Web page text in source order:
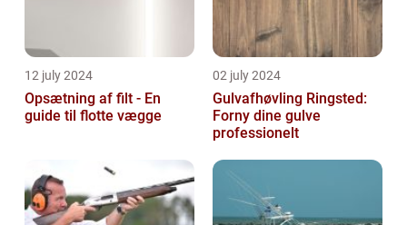
12 july 2024
Opsætning af filt - En
guide til flotte vægge
02 july 2024
Gulvafhøvling Ringsted:
Forny dine gulve
professionelt